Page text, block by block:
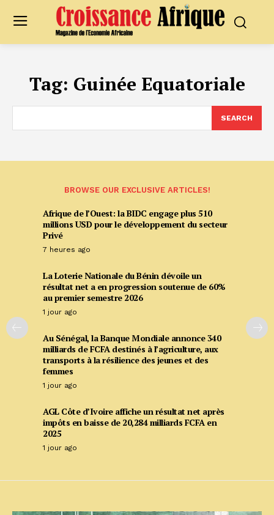
Tag: Guinée Equatoriale
SEARCH
BROWSE OUR EXCLUSIVE ARTICLES!
Afrique de l’Ouest: la BIDC engage plus 510
millions USD pour le développement du secteur
Privé
7 heures ago
La Loterie Nationale du Bénin dévoile un
résultat net a en progression soutenue de 60%
au premier semestre 2026
1 jour ago
Au Sénégal, la Banque Mondiale annonce 340
milliards de FCFA destinés à l’agriculture, aux
transports à la résilience des jeunes et des
femmes
1 jour ago
AGL Côte d’Ivoire affiche un résultat net après
impôts en baisse de 20,284 milliards FCFA en
2025
1 jour ago